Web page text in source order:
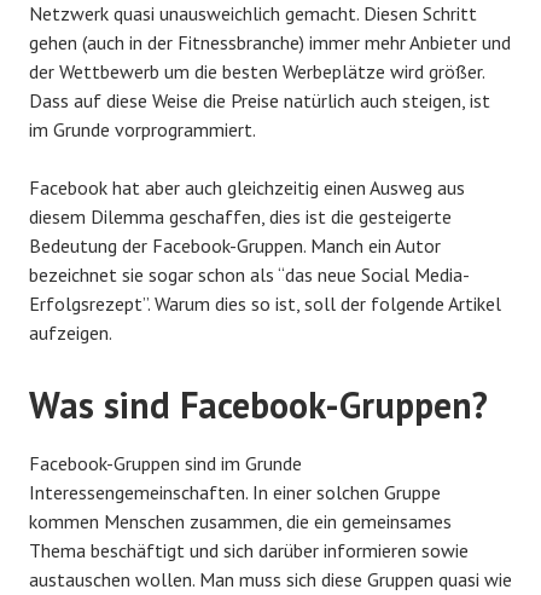
Netzwerk quasi unausweichlich gemacht. Diesen Schritt
gehen (auch in der Fitnessbranche) immer mehr Anbieter und
der Wettbewerb um die besten Werbeplätze wird größer.
Dass auf diese Weise die Preise natürlich auch steigen, ist
im Grunde vorprogrammiert.
Facebook hat aber auch gleichzeitig einen Ausweg aus
diesem Dilemma geschaffen, dies ist die gesteigerte
Bedeutung der Facebook-Gruppen. Manch ein Autor
bezeichnet sie sogar schon als “das neue Social Media-
Erfolgsrezept”. Warum dies so ist, soll der folgende Artikel
aufzeigen.
Was sind Facebook-Gruppen?
Facebook-Gruppen sind im Grunde
Interessengemeinschaften. In einer solchen Gruppe
kommen Menschen zusammen, die ein gemeinsames
Thema beschäftigt und sich darüber informieren sowie
austauschen wollen. Man muss sich diese Gruppen quasi wie